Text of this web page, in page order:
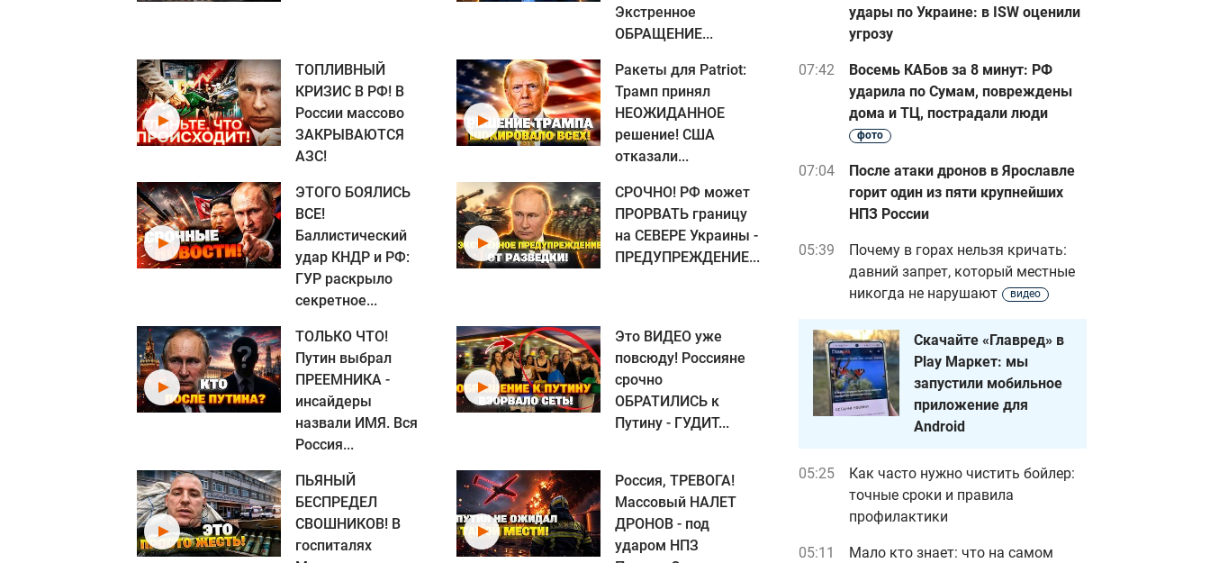
Экстренное
ОБРАЩЕНИЕ...
ТОПЛИВНЫЙ
КРИЗИС В РФ! В
России массово
ЗАКРЫВАЮТСЯ
АЗС!
Ракеты для Patriot:
Трамп принял
НЕОЖИДАННОЕ
решение! США
отказали...
ЭТОГО БОЯЛИСЬ
ВСЕ!
Баллистический
удар КНДР и РФ:
ГУР раскрыло
секретное...
СРОЧНО! РФ может
ПРОРВАТЬ границу
на СЕВЕРЕ Украины -
ПРЕДУПРЕЖДЕНИЕ...
ТОЛЬКО ЧТО!
Путин выбрал
ПРЕЕМНИКА -
инсайдеры
назвали ИМЯ. Вся
Россия...
Это ВИДЕО уже
повсюду! Россияне
срочно
ОБРАТИЛИСЬ к
Путину - ГУДИТ...
ПЬЯНЫЙ
БЕСПРЕДЕЛ
СВОШНИКОВ! В
госпиталях
Россия, ТРЕВОГА!
Массовый НАЛЕТ
ДРОНОВ - под
ударом НПЗ
удары по Украине: в ISW оценили
угрозу
07:42
Восемь КАБов за 8 минут: РФ
ударила по Сумам, повреждены
дома и ТЦ, пострадали люди
фото
07:04
После атаки дронов в Ярославле
горит один из пяти крупнейших
НПЗ России
05:39
Почему в горах нельзя кричать:
давний запрет, который местные
никогда не нарушают
видео
Скачайте «Главред» в
Play Маркет: мы
запустили мобильное
приложение для
Android
05:25
Как часто нужно чистить бойлер:
точные сроки и правила
профилактики
05:11
Мало кто знает: что на самом